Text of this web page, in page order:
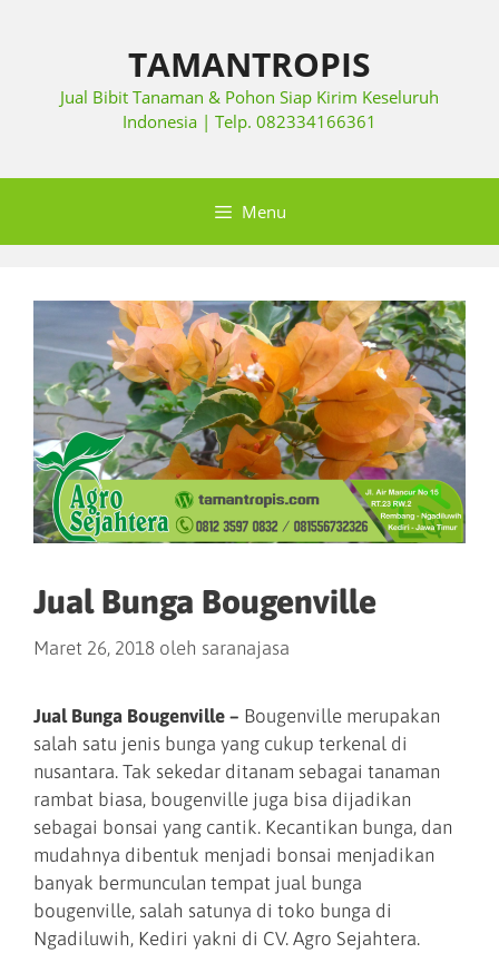
TAMANTROPIS
Jual Bibit Tanaman & Pohon Siap Kirim Keseluruh
Indonesia | Telp. 082334166361
Menu
Jual Bunga Bougenville
Maret 26, 2018 oleh saranajasa
Jual Bunga Bougenville – Bougenville merupakan
salah satu jenis bunga yang cukup terkenal di
nusantara. Tak sekedar ditanam sebagai tanaman
rambat biasa, bougenville juga bisa dijadikan
sebagai bonsai yang cantik. Kecantikan bunga, dan
mudahnya dibentuk menjadi bonsai menjadikan
banyak bermunculan tempat jual bunga
bougenville, salah satunya di toko bunga di
Ngadiluwih, Kediri yakni di CV. Agro Sejahtera.